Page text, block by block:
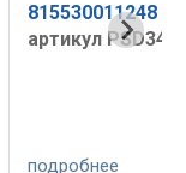
815530011248
артикул
подробнее